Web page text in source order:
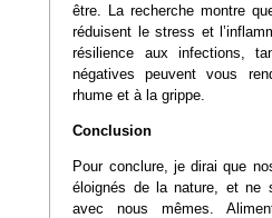
être. La recherche montre
réduisent le stress et
résilience aux infections,
négatives peuvent vous
rhume et à la grippe.
Conclusion
Pour conclure, je dirai que
éloignés de la nature, et ne
avec nous mêmes.